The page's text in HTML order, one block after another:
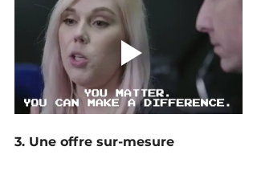
3. Une offre sur-mesure